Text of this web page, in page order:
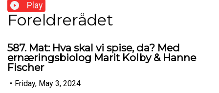
Play
Foreldrerådet
587. Mat: Hva skal vi spise, da? Med
ernæringsbiolog Marit Kolby & Hanne
Fischer
• Friday, May 3, 2024